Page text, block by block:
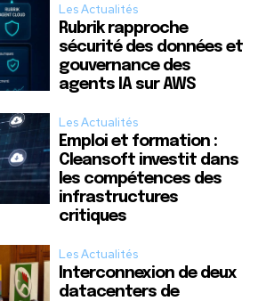
Les Actualités
Rubrik rapproche
sécurité des données et
gouvernance des
agents IA sur AWS
Les Actualités
Emploi et formation :
Cleansoft investit dans
les compétences des
infrastructures
critiques
Les Actualités
Interconnexion de deux
datacenters de